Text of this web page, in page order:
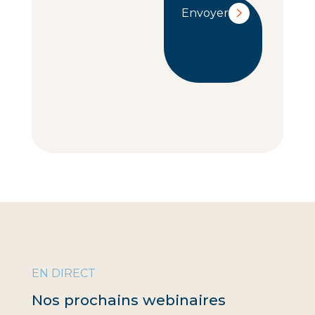
EN DIRECT
Nos prochains webinaires